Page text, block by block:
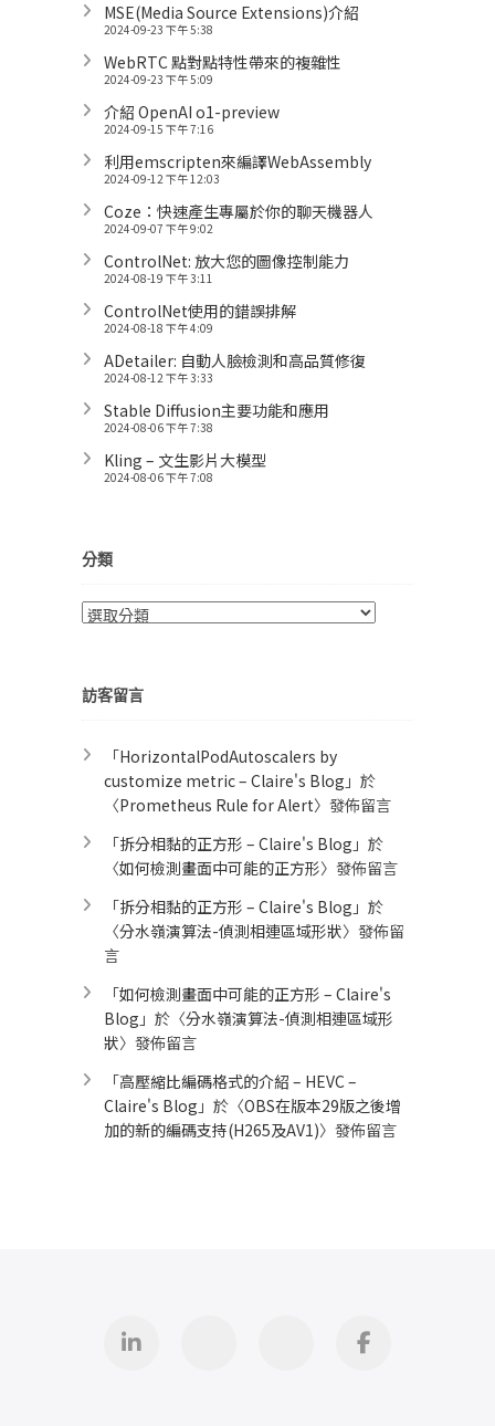
MSE(Media Source Extensions)介紹
2024-09-23 下午 5:38
WebRTC 點對點特性帶來的複雜性
2024-09-23 下午 5:09
介紹 OpenAI o1-preview
2024-09-15 下午 7:16
利用emscripten來編譯WebAssembly
2024-09-12 下午 12:03
Coze：快速產生專屬於你的聊天機器人
2024-09-07 下午 9:02
ControlNet: 放大您的圖像控制能力
2024-08-19 下午 3:11
ControlNet使用的錯誤排解
2024-08-18 下午 4:09
ADetailer: 自動人臉檢測和高品質修復
2024-08-12 下午 3:33
Stable Diffusion主要功能和應用
2024-08-06 下午 7:38
Kling – 文生影片大模型
2024-08-06 下午 7:08
分類
分
訪客留言
「HorizontalPodAutoscalers by
customize metric – Claire's Blog 」於
〈Prometheus Rule for Alert​〉發佈留言
「拆分相黏的正方形 – Claire's Blog 」於
〈如何檢測畫面中可能的正方形〉發佈留言
「拆分相黏的正方形 – Claire's Blog 」於
〈分水嶺演算法-偵測相連區域形狀〉發佈留
言
「如何檢測畫面中可能的正方形 – Claire's
Blog 」於〈分水嶺演算法-偵測相連區域形
狀〉發佈留言
「高壓縮比編碼格式的介紹 – HEVC –
Claire's Blog 」於〈OBS在版本29版之後增
加的新的編碼支持(H265及AV1)〉發佈留言
Linkedin iThomeFacebook